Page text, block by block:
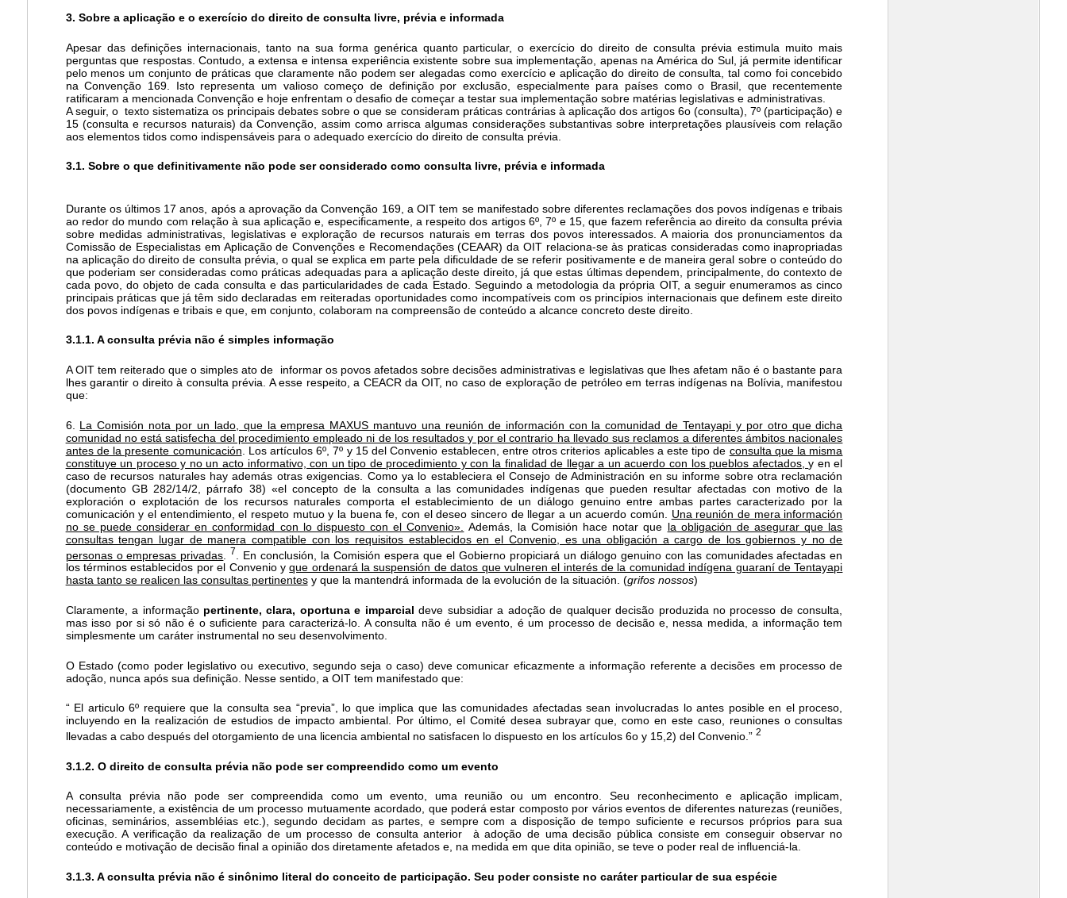
3. Sobre a aplicação e o exercício do direito de consulta livre, prévia e informada
Apesar das definições internacionais, tanto na sua forma genérica quanto particular, o exercício do direito de consulta prévia estimula muito mais
perguntas que respostas. Contudo, a extensa e intensa experiência existente sobre sua implementação, apenas na América do Sul, já permite identificar
pelo menos um conjunto de práticas que claramente não podem ser alegadas como exercício e aplicação do direito de consulta, tal como foi concebido
na Convenção 169. Isto representa um valioso começo de definição por exclusão, especialmente para países como o Brasil, que recentemente
ratificaram a mencionada Convenção e hoje enfrentam o desafio de começar a testar sua implementação sobre matérias legislativas e administrativas.
A seguir, o texto sistematiza os principais debates sobre o que se consideram práticas contrárias à aplicação dos artigos 6o (consulta), 7º (participação) e
15 (consulta e recursos naturais) da Convenção, assim como arrisca algumas considerações substantivas sobre interpretações plausíveis com relação
aos elementos tidos como indispensáveis para o adequado exercício do direito de consulta prévia.
3.1. Sobre o que definitivamente não pode ser considerado como consulta livre, prévia e informada
Durante os últimos 17 anos, após a aprovação da Convenção 169, a OIT tem se manifestado sobre diferentes reclamações dos povos indígenas e tribais
ao redor do mundo com relação à sua aplicação e, especificamente, a respeito dos artigos 6º, 7º e 15, que fazem referência ao direito da consulta prévia
sobre medidas administrativas, legislativas e exploração de recursos naturais em terras dos povos interessados. A maioria dos pronunciamentos da
Comissão de Especialistas em Aplicação de Convenções e Recomendações (CEAAR) da OIT relaciona-se às praticas consideradas como inapropriadas
na aplicação do direito de consulta prévia, o qual se explica em parte pela dificuldade de se referir positivamente e de maneira geral sobre o conteúdo do
que poderiam ser consideradas como práticas adequadas para a aplicação deste direito, já que estas últimas dependem, principalmente, do contexto de
cada povo, do objeto de cada consulta e das particularidades de cada Estado. Seguindo a metodologia da própria OIT, a seguir enumeramos as cinco
principais práticas que já têm sido declaradas em reiteradas oportunidades como incompatíveis com os princípios internacionais que definem este direito
dos povos indígenas e tribais e que, em conjunto, colaboram na compreensão de conteúdo a alcance concreto deste direito.
3.1.1. A consulta prévia não é simples informação
A OIT tem reiterado que o simples ato de informar os povos afetados sobre decisões administrativas e legislativas que lhes afetam não é o bastante para
lhes garantir o direito à consulta prévia. A esse respeito, a CEACR da OIT, no caso de exploração de petróleo em terras indígenas na Bolívia, manifestou
que:
6. La Comisión nota por un lado, que la empresa MAXUS mantuvo una reunión de información con la comunidad de Tentayapi y por otro que dicha
comunidad no está satisfecha del procedimiento empleado ni de los resultados y por el contrario ha llevado sus reclamos a diferentes ámbitos nacionales
antes de la presente comunicación . Los artículos 6º, 7º y 15 del Convenio establecen, entre otros criterios aplicables a este tipo de consulta que la misma
constituye un proceso y no un acto informativo, con un tipo de procedimiento y con la finalidad de llegar a un acuerdo con los pueblos afectados,y en el
caso de recursos naturales hay además otras exigencias. Como ya lo estableciera el Consejo de Administración en su informe sobre otra reclamación
(documento GB 282/14/2, párrafo 38) «el concepto de la consulta a las comunidades indígenas que pueden resultar afectadas con motivo de la
exploración o explotación de los recursos naturales comporta el establecimiento de un diálogo genuino entre ambas partes caracterizado por la
comunicación y el entendimiento, el respeto mutuo y la buena fe, con el deseo sincero de llegar a un acuerdo común. Una reunión de mera información
no se puede considerar en conformidad con lo dispuesto con el Convenio».
Además, la Comisión hace notar que la obligación de asegurar que las
consultas tengan lugar de manera compatible con los requisitos establecidos en el Convenio, es una obligación a cargo de los gobiernos y no de
personas o empresas privadas
7
. En conclusión, la Comisión espera que el Gobierno propiciará un diálogo genuino con las comunidades afectadas en
los términos establecidos por el Convenio yque ordenará la suspensión de datos que vulneren el interés de la comunidad indígena guaraní de Tentayapi
hasta tanto se realicen las consultas pertinentesy que la mantendrá informada de la evolución de la situación. (grifos nossos)
Claramente, a informação pertinente, clara, oportuna e imparcial deve subsidiar a adoção de qualquer decisão produzida no processo de consulta,
mas isso por si só não é o suficiente para caracterizá-lo. A consulta não é um evento, é um processo de decisão e, nessa medida, a informação tem
simplesmente um caráter instrumental no seu desenvolvimento.
O Estado (como poder legislativo ou executivo, segundo seja o caso) deve comunicar eficazmente a informação referente a decisões em processo de
adoção, nunca após sua definição. Nesse sentido, a OIT tem manifestado que:
“ El articulo 6º requiere que la consulta sea “previa”, lo que implica que las comunidades afectadas sean involucradas lo antes posible en el proceso,
incluyendo en la realización de estudios de impacto ambiental. Por último, el Comité desea subrayar que, como en este caso, reuniones o consultas
llevadas a cabo después del otorgamiento de una licencia ambiental no satisfacen lo dispuesto en los artículos 6o y 15,2) del Convenio.” 2
3.1.2. O direito de consulta prévia não pode ser compreendido como um evento
A consulta prévia não pode ser compreendida como um evento, uma reunião ou um encontro. Seu reconhecimento e aplicação implicam,
necessariamente, a existência de um processo mutuamente acordado, que poderá estar composto por vários eventos de diferentes naturezas (reuniões,
oficinas, seminários, assembléias etc.), segundo decidam as partes, e sempre com a disposição de tempo suficiente e recursos próprios para sua
execução. A verificação da realização de um processo de consulta anterior à adoção de uma decisão pública consiste em conseguir observar no
conteúdo e motivação de decisão final a opinião dos diretamente afetados e, na medida em que dita opinião, se teve o poder real de influenciá-la.
3.1.3. A consulta prévia não é sinônimo literal do conceito de participação. Seu poder consiste no caráter particular de sua espécie